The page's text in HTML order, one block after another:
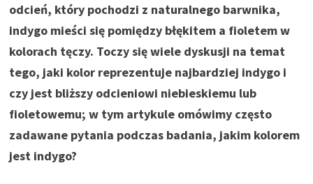
odcień, który pochodzi z naturalnego barwnika,
indygo mieści się pomiędzy błękitem a fioletem w
kolorach tęczy. Toczy się wiele dyskusji na temat
tego, jaki kolor reprezentuje najbardziej indygo i
czy jest bliższy odcieniowi niebieskiemu lub
fioletowemu; w tym artykule omówimy często
zadawane pytania podczas badania, jakim kolorem
jest indygo?